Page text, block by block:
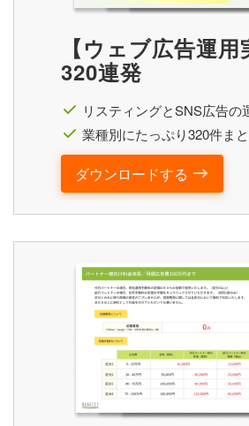
【ウェブ広告運用
320連発
リスティングとSNS広告の
業種別にたっぷり320件ま
ダウンロードする